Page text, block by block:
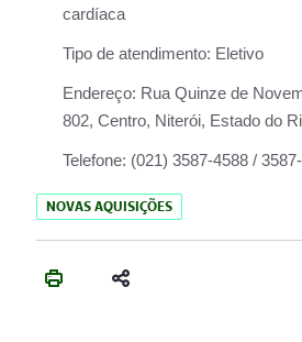
cardíaca
Tipo de atendimento: Eletivo
Endereço: Rua Quinze de
802, Centro, Niterói, Estado do
Telefone: (021) 3587-4588 /
NOVAS AQUISIÇÕES